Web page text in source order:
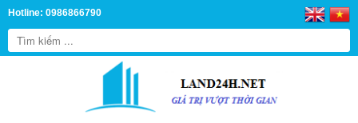
Hotline: 0986866790